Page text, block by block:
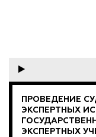
ПРОВЕДЕНИЕ
ЭКСПЕРТНЫХ
ЭКСПЕРТНЫХ